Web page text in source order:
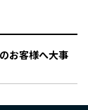
お客様へ大事